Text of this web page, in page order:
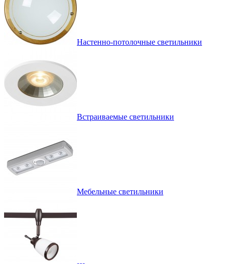
Настенно-потолочные светильники
Встраиваемые светильники
Мебельные светильники